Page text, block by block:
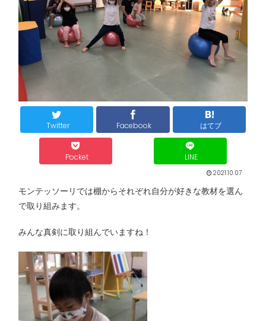
Twitter Facebook はてブ
Pocket LINE
2021.10.07
モンテッソーリでは棚からそれぞれ自分が好きな教材を選ん
で取り組みます。
みんな真剣に取り組んでいますね！